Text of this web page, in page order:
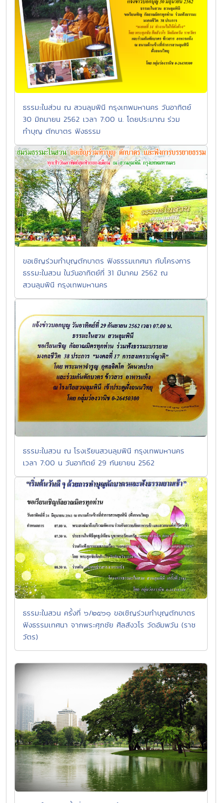
ธรรมะในส่วน ณ สวนลุมพินี กรุงเทพมหานคร วันอาทิตย์
30 มิถนายน 2562 เวลา 7:00 น. โดยประมาณ ร่วม
ทำบุญ ตักบาตร ฟังธรรม
ขอเชิญร่วมทำบุญตักบาตร ฟังธรรมเทศนา กับโครงการ
ธรรมะในสวน ในวันอาทิตย์ที่ 31 มีนาคม 2562 ณ
สวนลุมพินี กรุงเทพมหานคร
ธรรมะในสวน ณ โรงเรียนสวนลุมพินี กรุงเทพมหานคร
เวลา 7:00 น วันอาทิตย์ 29 กันยายน 2562
ธรรมะในสวน ครั้งที่ ๖/๒๕๖๑ ขอเชิญร่วมทำบุญตักบาตร
ฟังธรรมเทศนา จากพระศุภชัย ศีลสังวโร วัดอัมพวัน (ราช
วัตร)